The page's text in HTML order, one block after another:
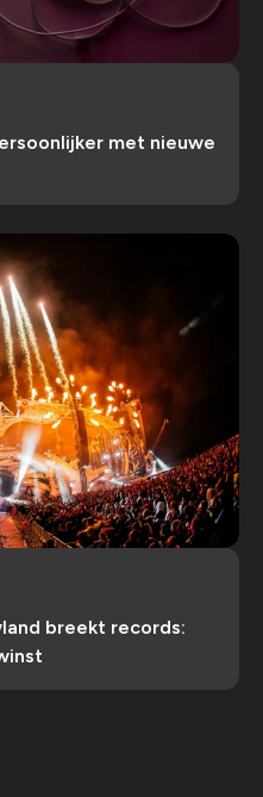
met nieuwe
breekt records: